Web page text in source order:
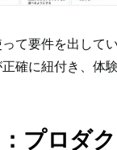
て要件を出して
確に紐付き、体
プロダ